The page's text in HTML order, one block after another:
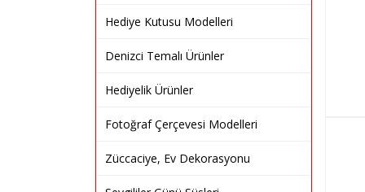
Hediye Kutusu Modelleri
Denizci Temalı Ürünler
Hediyelik Ürünler
Fotoğraf Çerçevesi Modelleri
Züccaciye, Ev Dekorasyonu